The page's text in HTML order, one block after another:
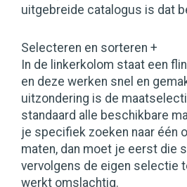
uitgebreide catalogus is dat
Selecteren en sorteren +
In de linkerkolom staat een
en deze werken snel en
uitzondering is de
standaard alle beschikbare
je specifiek zoeken naar één
maten, dan moet je eerst die
vervolgens de eigen selectie
werkt omslachtig.